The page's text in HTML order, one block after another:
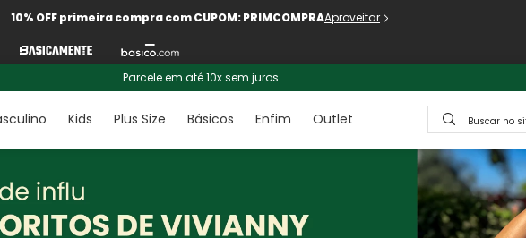
10% OFF primeira compra com CUPOM: PRIMCOMPRAAproveitar
Parcele em até 10x sem juros
Kids Plus Size Básicos Enfim Outlet Buscar no site